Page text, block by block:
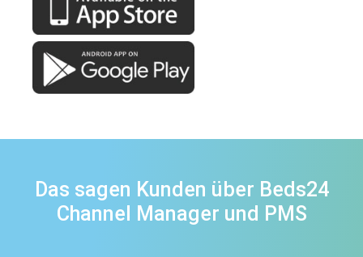
Das sagen Kunden über Beds24
Channel Manager und PMS